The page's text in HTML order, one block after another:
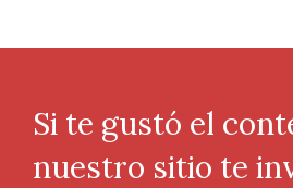
Si te gustó el
nuestro sitio te